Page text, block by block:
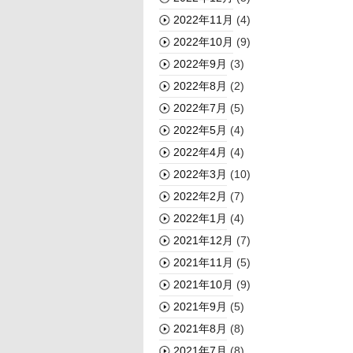
2022年11月 (4)
2022年10月 (9)
2022年9月 (3)
2022年8月 (2)
2022年7月 (5)
2022年5月 (4)
2022年4月 (4)
2022年3月 (10)
2022年2月 (7)
2022年1月 (4)
2021年12月 (7)
2021年11月 (5)
2021年10月 (9)
2021年9月 (5)
2021年8月 (8)